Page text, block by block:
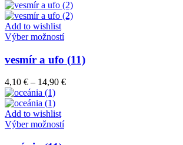
si
môžete
vybrať
na
stránke
produktu.
range:
4,10 €
Add to wishlist
Výber možnostíTento
má
viacero
variantov.
vybrať
na
vesmír a ufo (11)
4,10 € – 14,90 €Price
Add to wishlist
Výber možnostíTento